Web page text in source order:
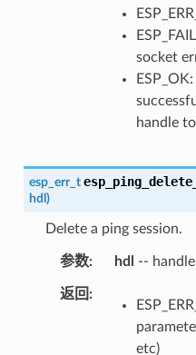
socket
handle
esp_err_t
hdl )
Delete a ping session.
参数 hdl --
返回
etc)